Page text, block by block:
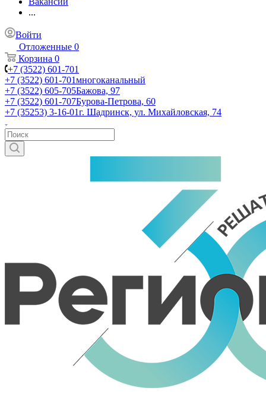
...
Войти
Отложенные 0
Корзина 0
+7 (3522) 601-701
+7 (3522) 601-701многоканальный
+7 (3522) 605-705Бажова, 97
+7 (3522) 601-707Бурова-Петрова, 60
+7 (35253) 3-16-01г. Шадринск, ул. Михайловская, 74